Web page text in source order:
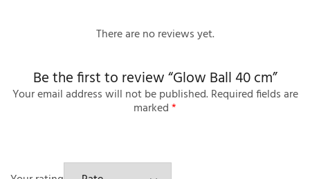
There are no reviews yet.
Be the first to review “Glow Ball 40 cm”
Your email address will not be published. Required fields are
marked*